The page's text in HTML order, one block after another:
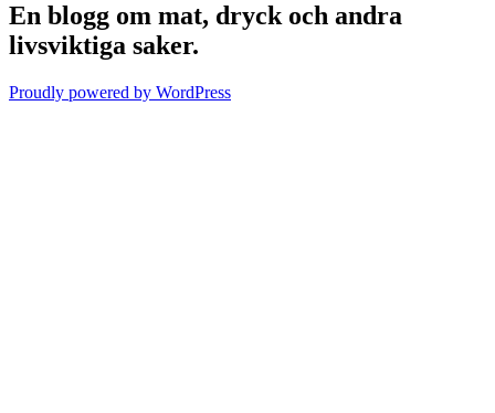
En blogg om mat, dryck och andra
livsviktiga saker.
Proudly powered by WordPress